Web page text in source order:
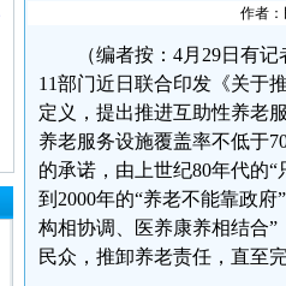
作者：
（编者按：4月29日有
11部门近日联合印发《关于
定义，提出推进互助性养老
养老服务设施覆盖率不低于
的承诺，由上世纪80年代的
到2000年的“养老不能靠政府
构相协调、医养康养相结合”
民众，推卸养老责任，直至